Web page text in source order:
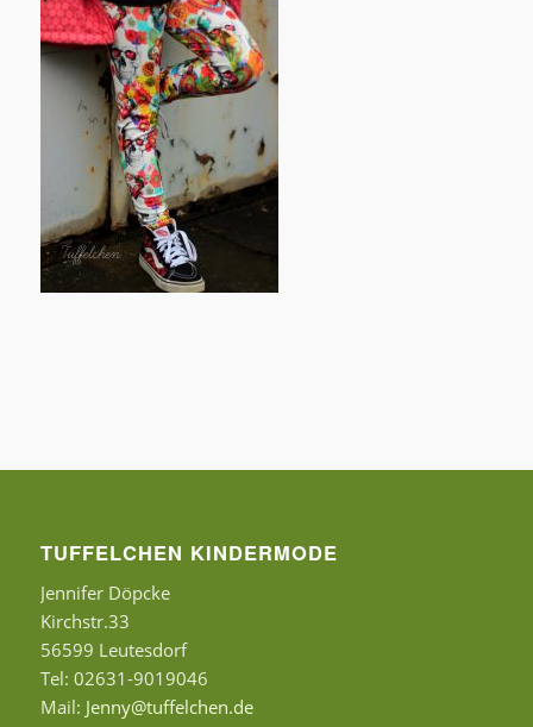
TUFFELCHEN KINDERMODE
Jennifer Döpcke
Kirchstr.33
56599 Leutesdorf
Tel: 02631-9019046
Mail: Jenny@tuffelchen.de